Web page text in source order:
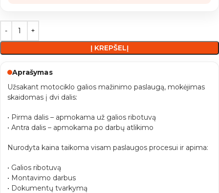
Į KREPŠELĮ
Aprašymas
Užsakant motociklo galios mažinimo paslaugą, mokėjimas
skaidomas į dvi dalis:
• Pirma dalis – apmokama už galios ribotuvą
• Antra dalis – apmokama po darbų atlikimo
Nurodyta kaina taikoma visam paslaugos procesui ir apima:
• Galios ribotuvą
• Montavimo darbus
• Dokumentų tvarkymą